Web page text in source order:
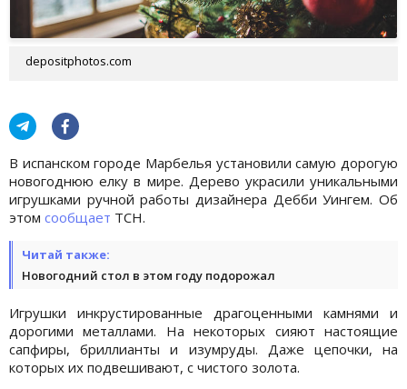
depositphotos.com
В испанском городе Марбелья установили самую дорогую
новогоднюю елку в мире. Дерево украсили уникальными
игрушками ручной работы дизайнера Дебби Уингем. Об
этом сообщает ТСН.
Читай также:
Новогодний стол в этом году подорожал
Игрушки инкрустированные драгоценными камнями и
дорогими металлами. На некоторых сияют настоящие
сапфиры, бриллианты и изумруды. Даже цепочки, на
которых их подвешивают, с чистого золота.